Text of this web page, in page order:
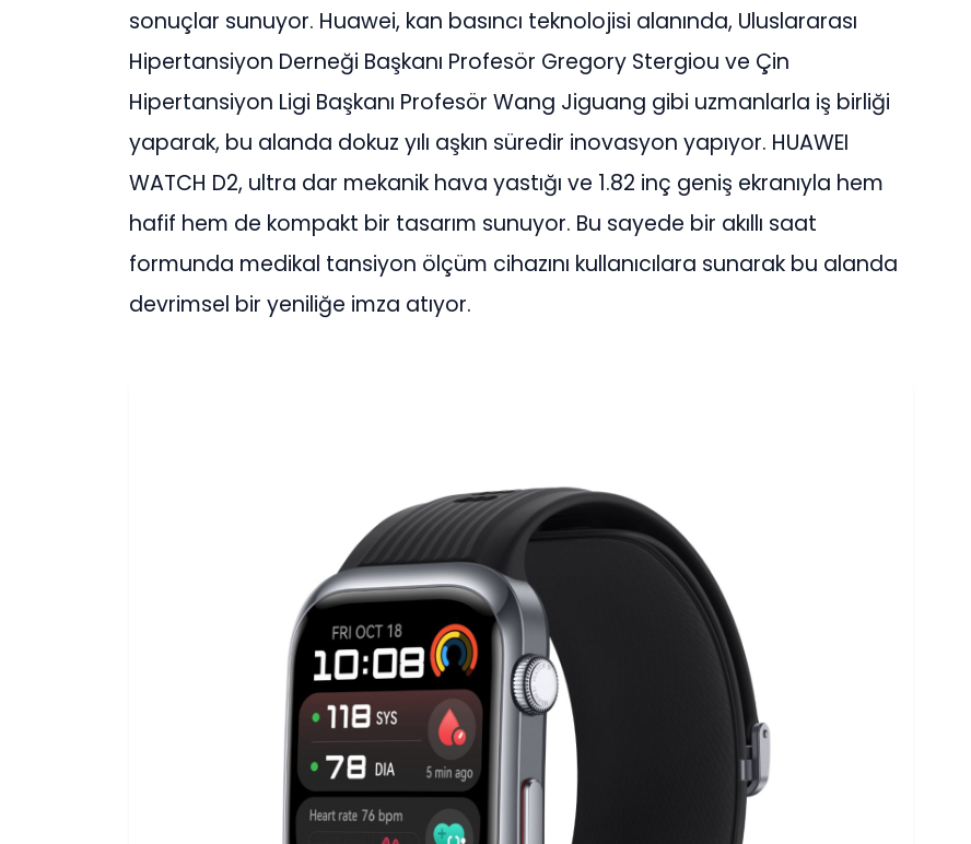
sonuçlar sunuyor. Huawei, kan basıncı teknolojisi alanında, Uluslararası
Hipertansiyon Derneği Başkanı Profesör Gregory Stergiou ve Çin
Hipertansiyon Ligi Başkanı Profesör Wang Jiguang gibi uzmanlarla iş birliği
yaparak, bu alanda dokuz yılı aşkın süredir inovasyon yapıyor. HUAWEI
WATCH D2, ultra dar mekanik hava yastığı ve 1.82 inç geniş ekranıyla hem
hafif hem de kompakt bir tasarım sunuyor. Bu sayede bir akıllı saat
formunda medikal tansiyon ölçüm cihazını kullanıcılara sunarak bu alanda
devrimsel bir yeniliğe imza atıyor.